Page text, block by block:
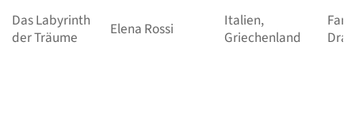
Das Labyrinth
der Träume
Elena Rossi
Italien,
Griechenland